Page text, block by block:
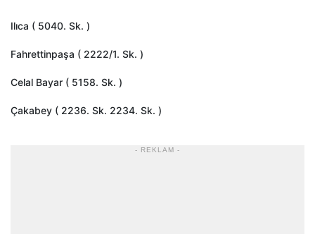
Ilıca ( 5040. Sk. )
Fahrettinpaşa ( 2222/1. Sk. )
Celal Bayar ( 5158. Sk. )
Çakabey ( 2236. Sk. 2234. Sk. )
- REKLAM -